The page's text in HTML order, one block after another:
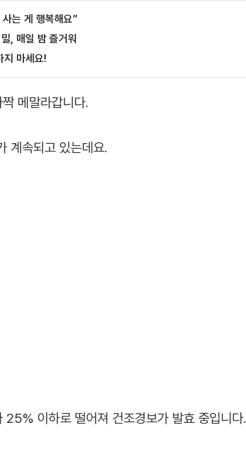
메말라갑니다.
계속되고 있는데요.
25% 이하로 떨어져 건조경보가 발효 중입니다.